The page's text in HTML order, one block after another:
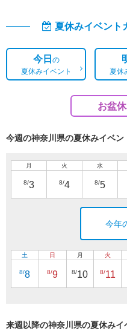
夏休みイベント
今日の
夏休みイベント
夏休
お盆
今週の神奈川県の夏休みイベン
月
8/3
火
8/4
水
8/5
今年
土
8/8
日
8/9
月
8/10
火
8/11
来週以降の神奈川県の夏休み